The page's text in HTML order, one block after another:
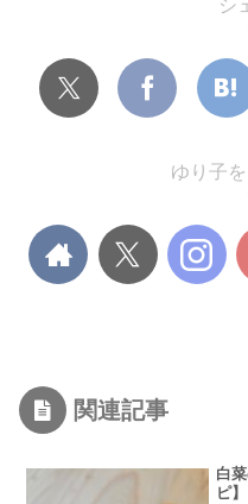
シ
ゆり子
関連記事
白
ピ】